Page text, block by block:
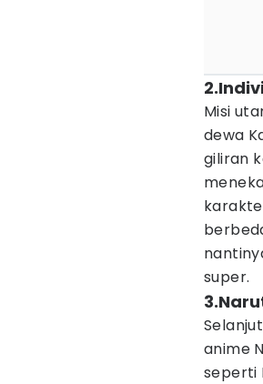
Misi
dewa
giliran
super.
anime
seperti